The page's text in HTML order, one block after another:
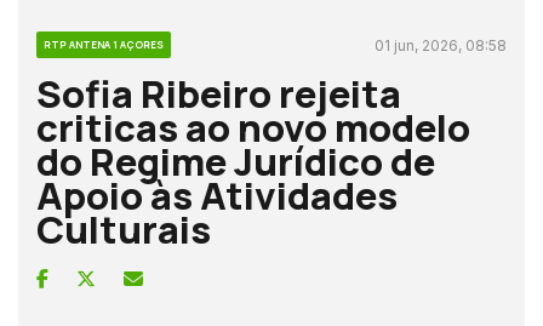
RTP ANTENA 1 AÇORES 01 jun, 2026, 08:58
Sofia Ribeiro rejeita
criticas ao novo modelo
do Regime Jurídico de
Apoio às Atividades
Culturais